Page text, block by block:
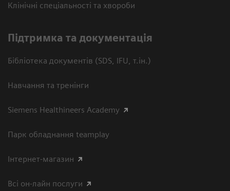
Клінічні спеціальності та хвороби
Підтримка та документація
Бібліотека документів (SDS, IFU, т.ін.)
Навчання та тренінги
Siemens Healthineers Academy
Парк обладнання teamplay
Інтернет-магазин
Всі он-лайн послуги